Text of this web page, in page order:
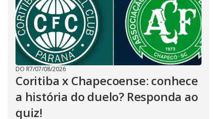
DO R7/07/08/2026
Coritiba x Chapecoense: conhece
a história do duelo? Responda ao
quiz!